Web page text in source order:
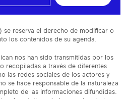
se reserva el derecho de modificar o
los contenidos de su agenda.
nos han sido transmitidas por los
recopiladas a través de diferentes
las redes sociales de los actores y
se hace responsable de la naturaleza
de las informaciones difundidas.